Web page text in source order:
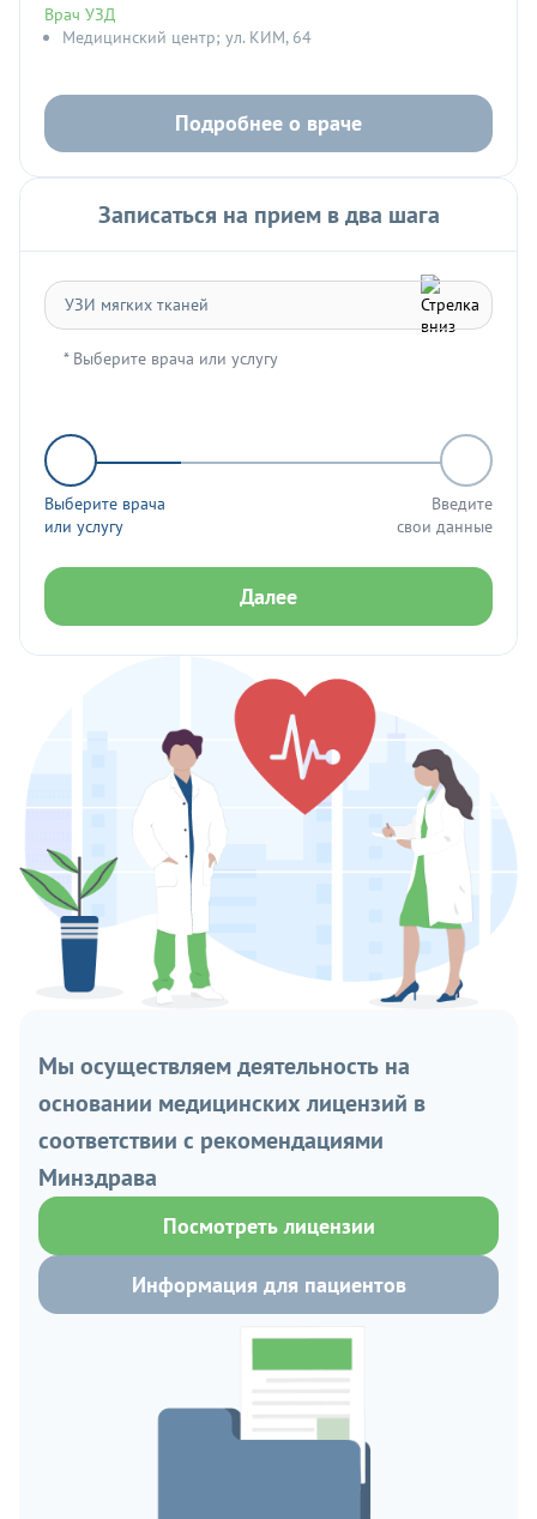
Врач УЗД
Медицинский центр; ул. КИМ, 64
Подробнее о враче
Записаться на прием в два шага
* Выберите врача или услугу
Выберите врача
или услугу
Введите
свои данные
Далее
Мы осуществляем деятельность на
основании медицинских лицензий в
соответствии с рекомендациями
Минздрава
Посмотреть лицензии
Информация для пациентов